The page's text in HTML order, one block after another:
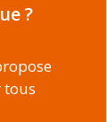
?
tous